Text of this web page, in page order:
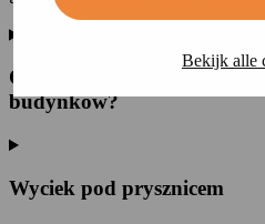
Bekijk alle
Czy przeciekanie dachu jest
budynków?
Wyciek pod prysznicem